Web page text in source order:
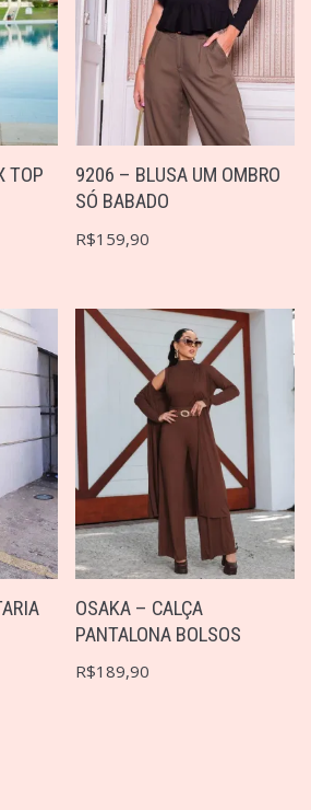
TOP
9206 – BLUSA UM OMBRO
SÓ BABADO
R$159,90
OSAKA – CALÇA
PANTALONA BOLSOS
R$189,90